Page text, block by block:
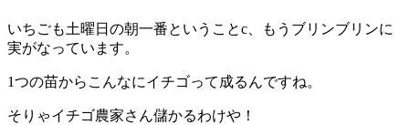
いちごも土曜日の朝一番ということc、もうブリンブリンに
実がなっています。
1つの苗からこんなにイチゴって成るんですね。
そりゃイチゴ農家さん儲かるわけや！